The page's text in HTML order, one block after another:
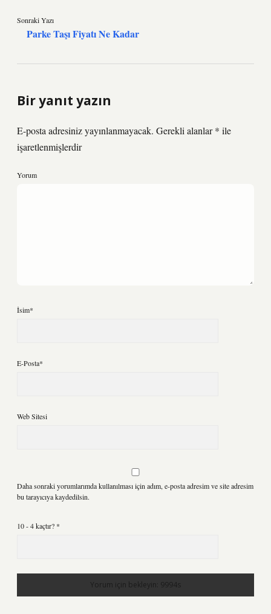
Sonraki Yazı
Parke Taşı Fiyatı Ne Kadar
Bir yanıt yazın
E-posta adresiniz yayınlanmayacak. Gerekli alanlar* ile
işaretlenmişlerdir
Yorum
İsim*
E-Posta*
Web Sitesi
Daha sonraki yorumlarımda kullanılması için adım, e-posta adresim ve site adresim
bu tarayıcıya kaydedilsin.
10 - 4 kaçtır? *